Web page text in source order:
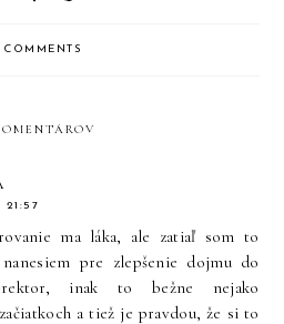
COMMENTS
21:57
ma láka, ale zatiaľ som to
pre zlepšenie dojmu do
inak to bežne nejako
a tiež je pravdou, že si to